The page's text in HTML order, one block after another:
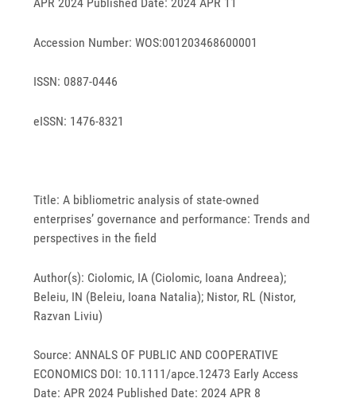
Accession Number: WOS:001203468600001
ISSN: 0887-0446
eISSN: 1476-8321
Title: A bibliometric analysis of state-owned
enterprises’ governance and performance: Trends and
perspectives in the field
Author(s): Ciolomic, IA (Ciolomic, Ioana Andreea);
Beleiu, IN (Beleiu, Ioana Natalia); Nistor, RL (Nistor,
Razvan Liviu)
Source: ANNALS OF PUBLIC AND COOPERATIVE
ECONOMICS DOI: 10.1111/apce.12473 Early Access
Date: APR 2024 Published Date: 2024 APR 8